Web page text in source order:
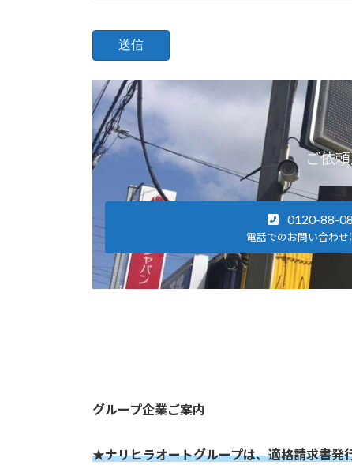
ご依
0120-88-
電話でのお問い合わせ
グループ企業ご案内
★ナリヒラオートグループは、適格請求書発